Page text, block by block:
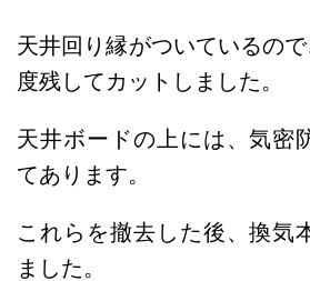
天井回り縁がついているの
度残してカットしました。
天井ボードの上には、気密
てあります。
これらを撤去した後、換気
ました。